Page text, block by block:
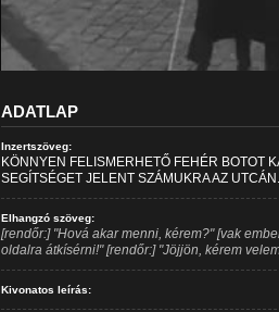
ADATLAP
Inzertszöveg:
KÖNNYEN FELISMERHETŐ FEHÉR BOTOT
SEGÍTSÉGET JELENT SZÁMUKRA AZ
Elhangzó szöveg:
[rendőr:] "Hová akar menni, kérem?" [vak
oldalra átkísérni!" [rendőr:] "Jöjjön, kérem
Kivonatos leírás: